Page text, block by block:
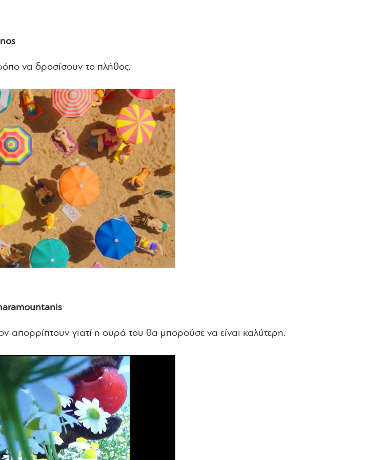
να δροσίσουν το πλήθος.
απορρίπτουν γιατί η ουρά του θα μπορούσε να είναι καλύτερη.